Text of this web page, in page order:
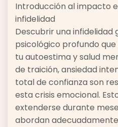
Introducción al impacto
infidelidad
Descubrir una infidelidad
psicológico profundo
tu autoestima y salud
de traición, ansiedad
total de confianza son
esta crisis emocional.
extenderse durante
abordan